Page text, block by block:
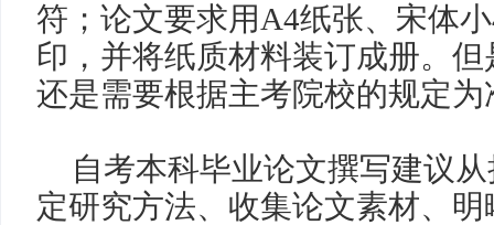
符；论文要求用 A4纸张、宋体小
印，并将纸质材料装订成册。
还是需要根据主考院校的规定为
自考本科毕业论文撰写建议从
定研究方法、收集论文素材、